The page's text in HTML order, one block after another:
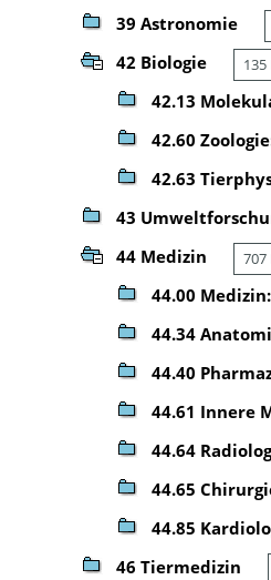
39 Astronomie
42 Biologie
42.13
42.60
42.63
43
44 Medizin 707
44.00
44.34
44.40
44.61 Innere
44.64
44.65
44.85
46 Tiermedizin